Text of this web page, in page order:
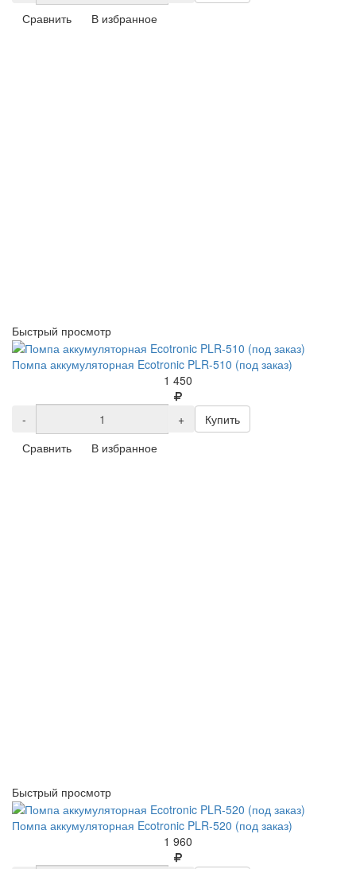
Сравнить В избранное
Быстрый просмотр
Помпа аккумуляторная Ecotronic PLR-510 (под заказ)
1 450
- +
Купить
Сравнить
В избранное
Быстрый просмотр
Помпа аккумуляторная Ecotronic PLR-520 (под заказ)
1 960